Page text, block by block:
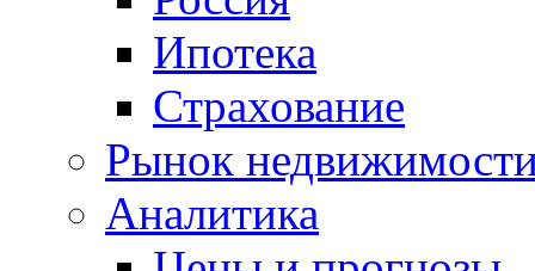
Ипотека
Страхование
Рынок
Аналитика